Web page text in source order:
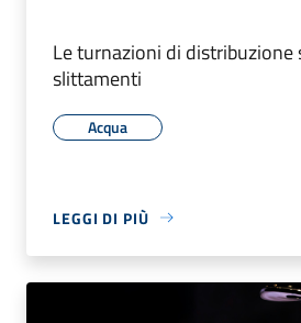
Le turnazioni di distribuzione
slittamenti
Acqua
LEGGI DI PIÙ